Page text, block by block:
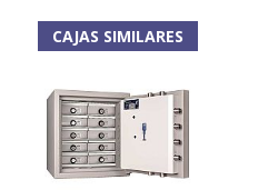
CAJAS SIMILARES